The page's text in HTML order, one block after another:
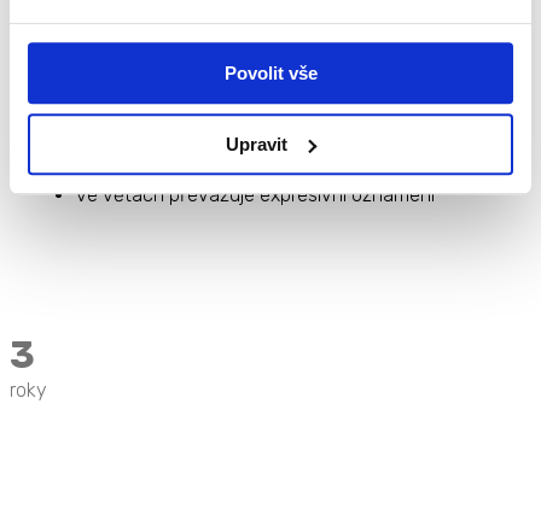
Povolit vše
Upravit
do 2,5 let zvládá hlásky F, V, H, CH a dvojhlásky AU
a OU; hlásky K, G jsou individuální
pomáhá dospělým v každodenních činnostech
pomáhá uklízet hračky
ve větách převažuje expresivní oznámení
3
roky